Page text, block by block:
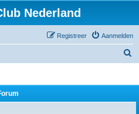
Nederland
Aanmelden
Registreer